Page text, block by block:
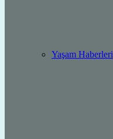
Yaşam Haberleri